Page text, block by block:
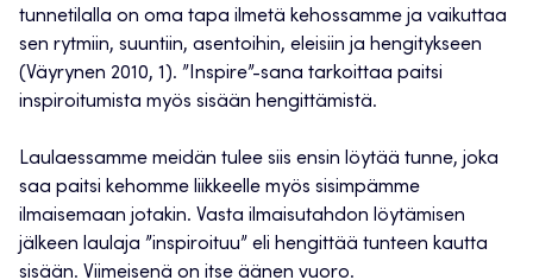
tunnetilalla on oma tapa ilmetä kehossamme ja vaikuttaa
sen rytmiin, suuntiin, asentoihin, eleisiin ja hengitykseen
(Väyrynen 2010, 1). ”Inspire”-sana tarkoittaa paitsi
inspiroitumista myös sisään hengittämistä.
Laulaessamme meidän tulee siis ensin löytää tunne, joka
saa paitsi kehomme liikkeelle myös sisimpämme
ilmaisemaan jotakin. Vasta ilmaisutahdon löytämisen
jälkeen laulaja ”inspiroituu” eli hengittää tunteen kautta
sisään. Viimeisenä on itse äänen vuoro.